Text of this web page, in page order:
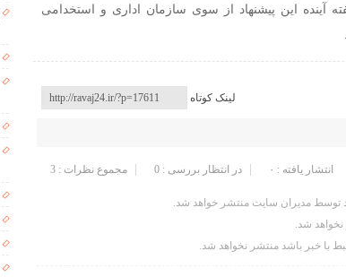
آینده این پیشنهاد از سوی سازمان اداری و استخدامی
لینک کوتاه
مجموع نظرات : 3 در انتظار بررسی : 0 انتشار یافته : ۰
توسط مدیران سایت منتشر خواهد شد.
نخواهد شد.
با خبر باشد منتشر نخواهد شد.